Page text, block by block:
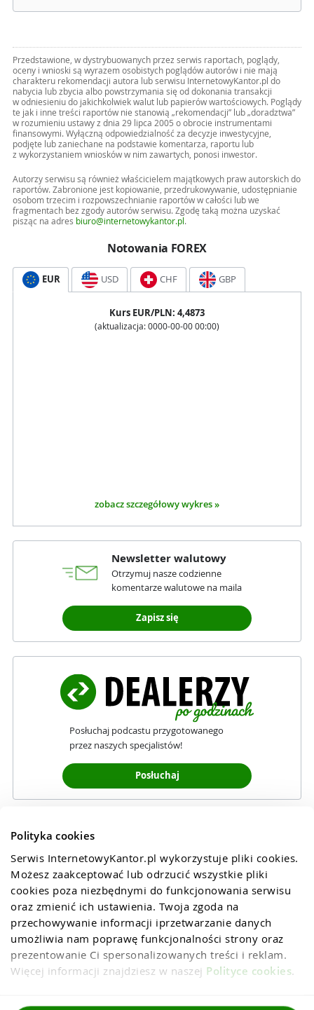
Polityka cookies
Serwis InternetowyKantor.pl wykorzystuje pliki cookies.
Możesz zaakceptować lub odrzucić wszystkie pliki
cookies poza niezbędnymi do funkcjonowania serwisu
oraz zmienić ich ustawienia. Twoja zgoda na
przechowywanie informacji iprzetwarzanie danych
umożliwia nam poprawę funkcjonalności strony oraz
prezentowanie Ci spersonalizowanych treści i reklam.
Więcej informacji znajdziesz w naszej Polityce cookies.
Przedstawione, w dystrybuowanych przez serwis raportach, poglądy,
oceny i wnioski są wyrazem osobistych poglądów autorów i nie mają
charakteru rekomendacji autora lub serwisu InternetowyKantor.pl do
nabycia lub zbycia albo powstrzymania się od dokonania transakcji
w odniesieniu do jakichkolwiek walut lub papierów wartościowych. Poglądy
te jak i inne treści raportów nie stanowią „rekomendacji” lub „doradztwa”
w rozumieniu ustawy z dnia 29 lipca 2005 o obrocie instrumentami
finansowymi. Wyłączną odpowiedzialność za decyzje inwestycyjne,
podjęte lub zaniechane na podstawie komentarza, raportu lub
z wykorzystaniem wniosków w nim zawartych, ponosi inwestor.
Autorzy serwisu są również właścicielem majątkowych praw autorskich do
raportów. Zabronione jest kopiowanie, przedrukowywanie, udostępnianie
osobom trzecim i rozpowszechnianie raportów w całości lub we
fragmentach bez zgody autorów serwisu. Zgodę taką można uzyskać
pisząc na adres biuro@internetowykantor.pl .
Notowania FOREX
EUR USD CHF GBP
Kurs EUR/PLN: 4,4873
(aktualizacja: 0000-00-00 00:00)
zobacz szczegółowy wykres »
Newsletter walutowy
Otrzymuj nasze codzienne
komentarze walutowe na maila
Zapisz się
Posłuchaj podcastu przygotowanego
przez naszych specjalistów!
Posłuchaj
Regulaminy